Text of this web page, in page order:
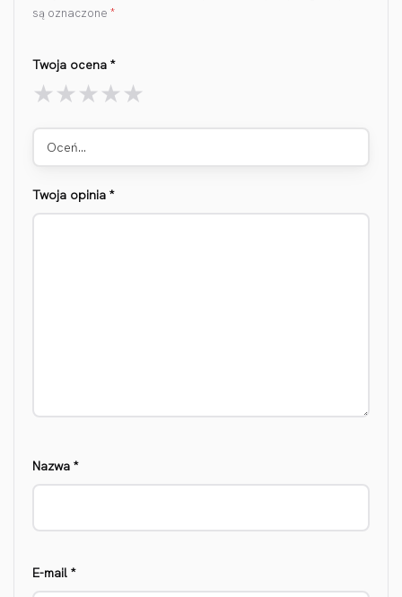
są oznaczone *
Twoja ocena *
Oceń…
Twoja opinia *
Nazwa *
E-mail *